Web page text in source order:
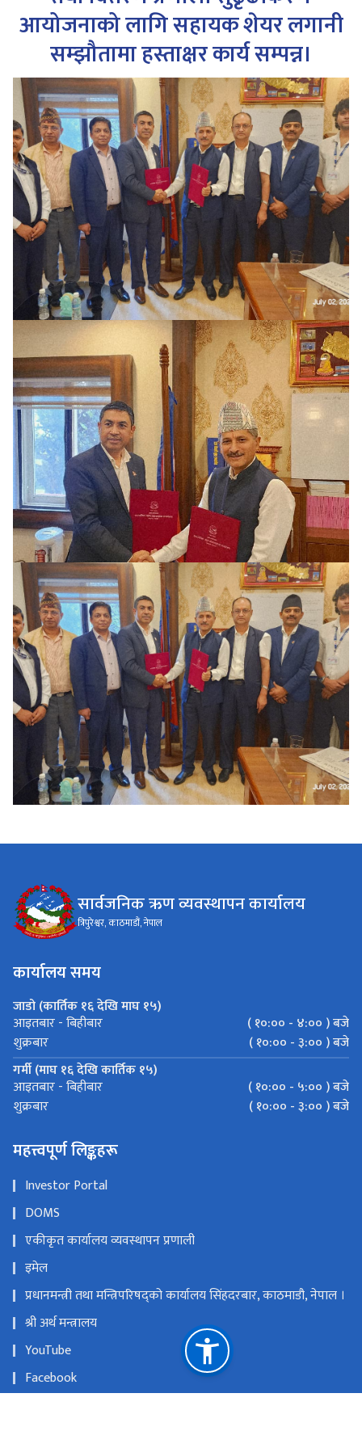
आयोजनाको लागि सहायक शेयर लगानी
सम्झौतामा हस्ताक्षर कार्य सम्पन्न।
सार्वजनिक ऋण व्यवस्थापन कार्यालय
त्रिपुरेश्वर, काठमाडौं, नेपाल
कार्यालय समय
जाडो (कार्तिक १६ देखि माघ १५)
आइतबार - बिहीबार
( १०:०० - ४:०० ) बजे
शुक्रबार
( १०:०० - ३:०० ) बजे
गर्मी (माघ १६ देखि कार्तिक १५)
आइतबार - बिहीबार
( १०:०० - ५:०० ) बजे
शुक्रबार
( १०:०० - ३:०० ) बजे
महत्त्वपूर्ण लिङ्कहरू
Investor Portal
DOMS
एकीकृत कार्यालय व्यवस्थापन प्रणाली
इमेल
प्रधानमन्त्री तथा मन्त्रिपरिषद्को कार्यालय सिंहदरबार, काठमाडौ, नेपाल ।
श्री अर्थ मन्त्रालय
YouTube
Facebook